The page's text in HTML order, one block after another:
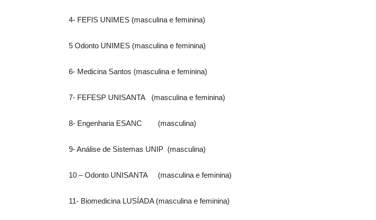
4- FEFIS UNIMES (masculina e feminina)
5 Odonto UNIMES (masculina e feminina)
6- Medicina Santos (masculina e feminina)
7- FEFESP UNISANTA (masculina e feminina)
8- Engenharia ESANC (masculina)
9- Análise de Sistemas UNIP (masculina)
10 – Odonto UNISANTA (masculina e feminina)
11- Biomedicina LUSÍADA (masculina e feminina)